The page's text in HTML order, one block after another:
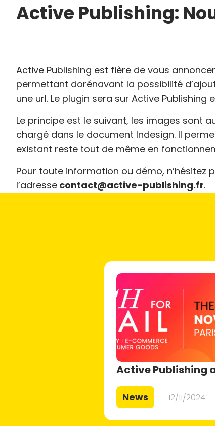
Active Publishing:
Active Publishing est fière de vous
permettant dorénavant la possibilité
une url. Le plugin sera sur Active
Le principe est le suivant, les images sont
chargé dans le document Indesign. Il
existant reste tout de même en
Pour toute information ou démo,
l’adresse contact@active-publishing.fr.
Active Publishing
News 12/11/2024